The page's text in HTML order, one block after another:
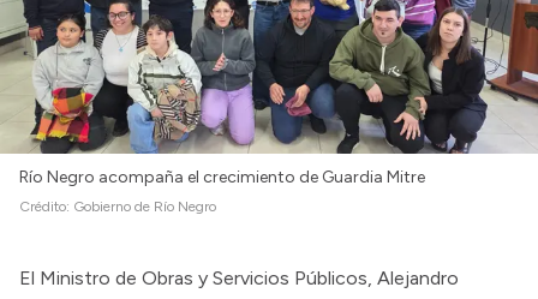
Río Negro acompaña el crecimiento de Guardia Mitre
Crédito: Gobierno de Río Negro
El Ministro de Obras y Servicios Públicos, Alejandro